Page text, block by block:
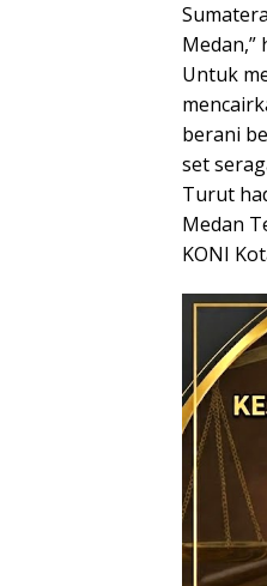
Medan,”
Untuk
berani
set
Turut
Medan
KONI